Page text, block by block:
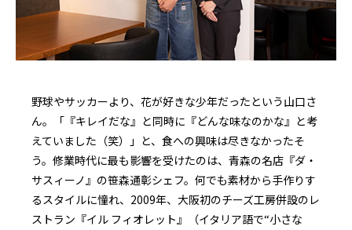
野球やサッカーより、花が好きな少年だったという山口さ
ん。「『キレイだな』と同時に『どんな味なのかな』と考
えていました（笑）」と、食への興味は尽きなかったそ
う。修業時代に最も影響を受けたのは、青森の名店『ダ・
サスィーノ』の笹森通彰シェフ。何でも素材から手作りす
るスタイルに憧れ、2009年、大阪初のチーズ工房併設のレ
ストラン『イル フィオレット』（イタリア語で“小さな